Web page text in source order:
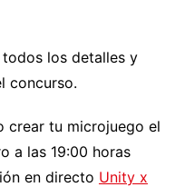
los detalles y
concurso.
crear tu microjuego el
a las 19:00 horas
en directo Unity x